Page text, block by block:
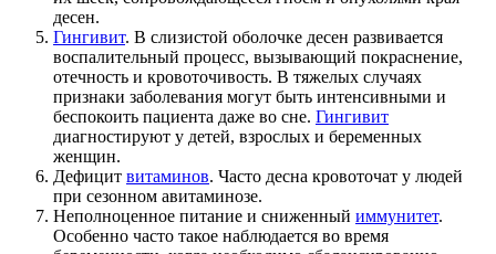
десен.
Гингивит. В слизистой оболочке десен развивается
воспалительный процесс, вызывающий покраснение,
отечность и кровоточивость. В тяжелых случаях
признаки заболевания могут быть интенсивными и
беспокоить пациента даже во сне. Гингивит
диагностируют у детей, взрослых и беременных
женщин.
Дефицит витаминов. Часто десна кровоточат у людей
при сезонном авитаминозе.
Неполноценное питание и сниженный иммунитет.
Особенно часто такое наблюдается во время